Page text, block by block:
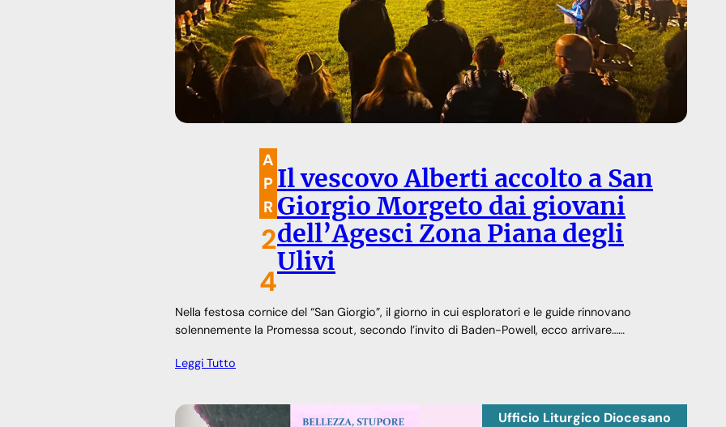
A
P
R
2
4
Il vescovo Alberti accolto a San
Giorgio Morgeto dai giovani
dell’Agesci Zona Piana degli
Ulivi
Nella festosa cornice del “San Giorgio”, il giorno in cui esploratori e le guide rinnovano
solennemente la Promessa scout, secondo l’invito di Baden-Powell, ecco arrivare……
Leggi Tutto
Ufficio Liturgico Diocesano